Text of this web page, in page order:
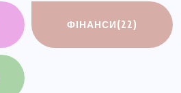
ФІНАНСИ(22)